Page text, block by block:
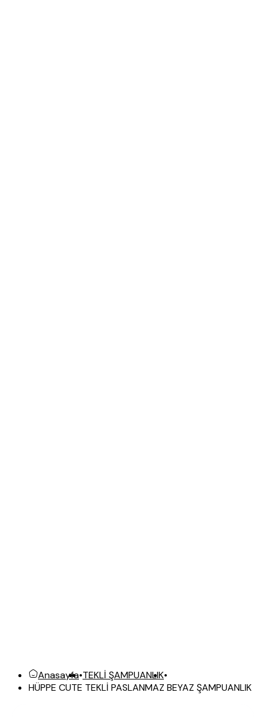
Anasayfa•TEKLİ ŞAMPUANLIK•
HÜPPE CUTE TEKLİ PASLANMAZ BEYAZ ŞAMPUANLIK